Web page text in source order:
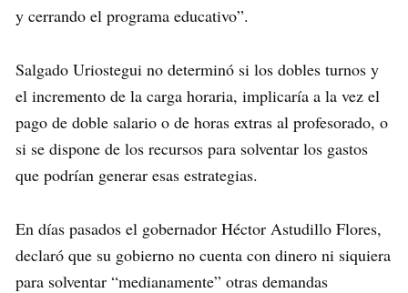
y cerrando el programa educativo”.
Salgado Uriostegui no determinó si los dobles turnos y
el incremento de la carga horaria, implicaría a la vez el
pago de doble salario o de horas extras al profesorado, o
si se dispone de los recursos para solventar los gastos
que podrían generar esas estrategias.
En días pasados el gobernador Héctor Astudillo Flores,
declaró que su gobierno no cuenta con dinero ni siquiera
para solventar “medianamente” otras demandas